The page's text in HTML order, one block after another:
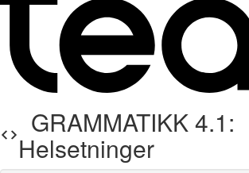
GRAMMATIKK 4.1:
Helsetninger